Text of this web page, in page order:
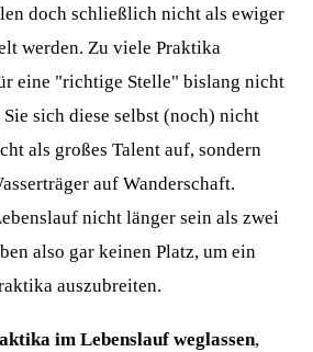
doch schließlich nicht als ewiger
werden. Zu viele Praktika
eine "richtige Stelle" bislang nicht
sich diese selbst (noch) nicht
als großes Talent auf, sondern
auf Wanderschaft.
nicht länger sein als zwei
also gar keinen Platz, um ein
auszubreiten.
im Lebenslauf weglassen,